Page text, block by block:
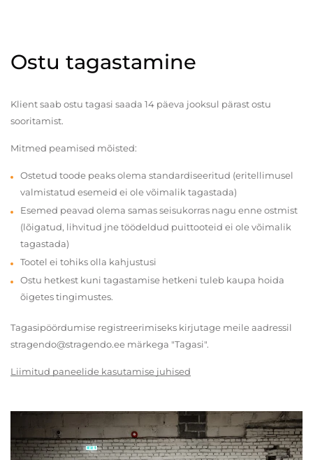
Ostu tagastamine
Klient saab ostu tagasi saada 14 päeva jooksul pärast ostu
sooritamist.
Mitmed peamised mõisted:
Ostetud toode peaks olema standardiseeritud (eritellimusel
valmistatud esemeid ei ole võimalik tagastada)
Esemed peavad olema samas seisukorras nagu enne ostmist
(lõigatud, lihvitud jne töödeldud puittooteid ei ole võimalik
tagastada)
Tootel ei tohiks olla kahjustusi
Ostu hetkest kuni tagastamise hetkeni tuleb kaupa hoida
õigetes tingimustes.
Tagasipöördumise registreerimiseks kirjutage meile aadressil
stragendo@stragendo.ee märkega "Tagasi".
Liimitud paneelide kasutamise juhised